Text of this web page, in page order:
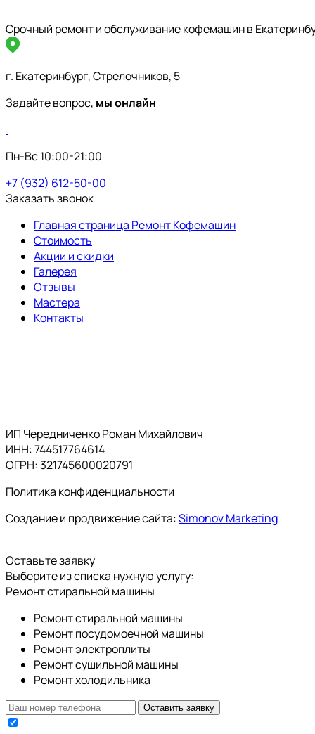
Срочный ремонт и обслуживание кофемашин в
г. Екатеринбург, Стрелочников, 5
Задайте вопрос, мы онлайн
Пн-Вс 10:00-21:00
+7 (932) 612-50-00
Заказать звонок
Главная страница Ремонт Кофемашин
Стоимость
Акции и скидки
Галерея
Отзывы
Мастера
Контакты
ИП Чередниченко Роман Михайлович
ИНН: 744517764614
ОГРН: 321745600020791
Политика конфиденциальности
Создание и продвижение сайта:Simonov Marketing
Оставьте заявку
Выберите из списка нужную услугу:
Ремонт стиральной машины
Ремонт стиральной машины
Ремонт посудомоечной машины
Ремонт электроплиты
Ремонт сушильной машины
Ремонт холодильника
Оставить заявку